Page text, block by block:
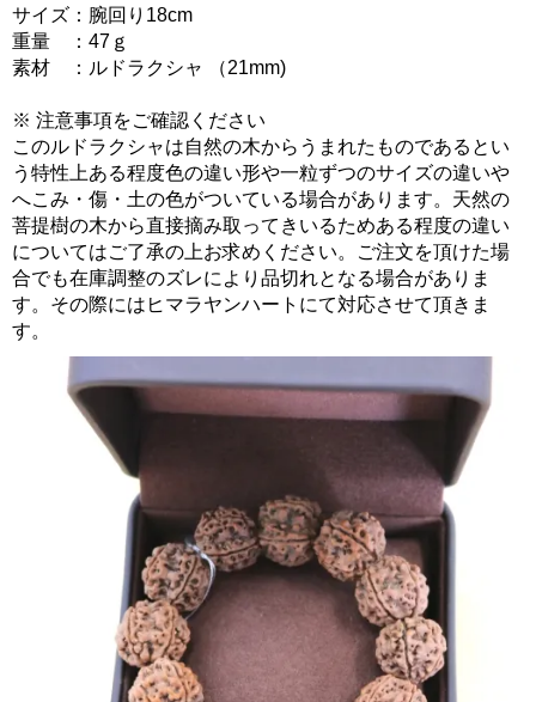
サイズ：腕回り18cm
重量 ：47ｇ
素材 ：ルドラクシャ （21mm)
※ 注意事項をご確認ください
このルドラクシャは自然の木からうまれたものであるとい
う特性上ある程度色の違い形や一粒ずつのサイズの違いや
へこみ・傷・土の色がついている場合があります。天然の
菩提樹の木から直接摘み取ってきいるためある程度の違い
についてはご了承の上お求めください。ご注文を頂けた場
合でも在庫調整のズレにより品切れとなる場合がありま
す。その際にはヒマラヤンハートにて対応させて頂きま
す。